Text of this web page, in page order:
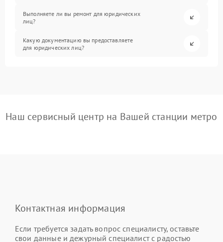
Выполняете ли вы ремонт для юридических
лиц?
Какую документацию вы предоставляете
для юридических лиц?
Наш сервисный центр на Вашей станции метро
Контактная информация
Если требуется задать вопрос специалисту, оставьте
свои данные и дежурный специалист с радостью